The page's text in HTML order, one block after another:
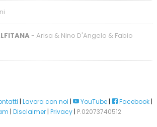
- Arisa & Nino D'Angelo & Fabio
| Lavora con noi | YouTube| Facebook|
| Disclaimer| Privacy| P.02073740512